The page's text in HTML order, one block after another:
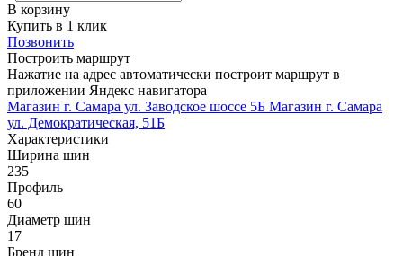
В корзину
Купить в 1 клик
Позвонить
Построить маршрут
Нажатие на адрес автоматически построит маршрут в
приложении Яндекс навигатора
Магазин г. Самара ул. Заводское шоссе 5Б Магазин г. Самара
ул. Демократическая, 51Б
Характеристики
Ширина шин
235
Профиль
60
Диаметр шин
17
Бренд шин